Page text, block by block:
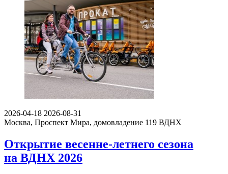
2026-04-18 2026-08-31
Москва, Проспект Мира, домовладение 119 ВДНХ
Открытие весенне-летнего сезона
на ВДНХ 2026